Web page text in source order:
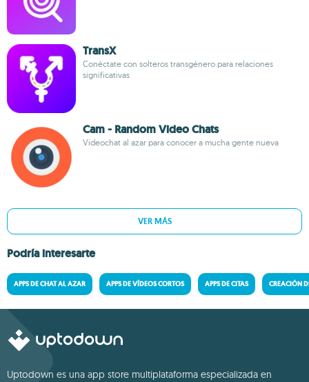
TransX
Conéctate con solteros transgénero para relaciones
significativas
Cam - Random Video Chats
Videochat al azar para conocer a mucha gente nueva
VER MÁS
Podría interesarte
APPS DE CHAT AL AZAR APPS DE VÍDEOS CORTOS APPS DE CITAS CREACIÓN
Uptodown es una app store multiplataforma especializada en